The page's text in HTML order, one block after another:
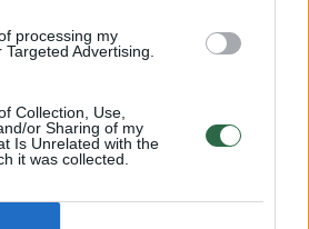
processing my
Advertising.
Collection, Use,
or Sharing of my
Is Unrelated with the
it was collected.
laiko bandymu įsitvirtinti
yra neteisus